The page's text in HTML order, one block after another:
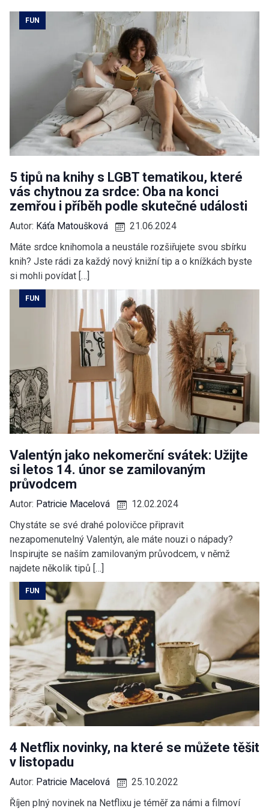
FUN
5 tipů na knihy s LGBT tematikou, které
vás chytnou za srdce: Oba na konci
zemřou i příběh podle skutečné události
Autor: Káťa Matoušková
21.06.2024
Máte srdce knihomola a neustále rozšiřujete svou sbírku
knih? Jste rádi za každý nový knižní tip a o knížkách byste
si mohli povídat […]
FUN
Valentýn jako nekomerční svátek: Užijte
si letos 14. únor se zamilovaným
průvodcem
Autor: Patricie Macelová
12.02.2024
Chystáte se své drahé polovičce připravit
nezapomenutelný Valentýn, ale máte nouzi o nápady?
Inspirujte se naším zamilovaným průvodcem, v němž
najdete několik tipů […]
FUN
4 Netflix novinky, na které se můžete těšit
v listopadu
Autor: Patricie Macelová
25.10.2022
Říjen plný novinek na Netflixu je téměř za námi a filmoví